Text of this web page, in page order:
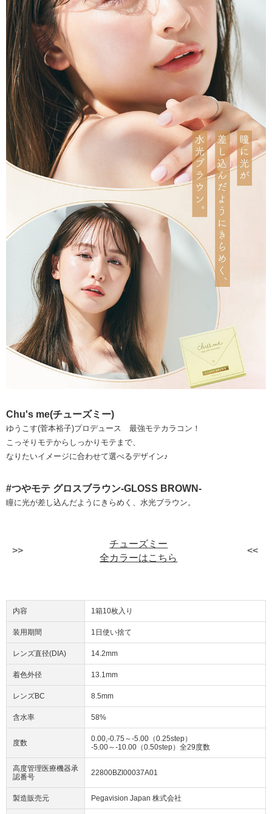
Chu's me(チューズミー)
ゆうこす(菅本裕子)プロデュース 最強モテカラコン！
こっそりモテからしっかりモテまで、
なりたいイメージに合わせて選べるデザイン♪
#つやモテ グロスブラウン-GLOSS BROWN-
瞳に光が差し込んだようにきらめく、水光ブラウン。
チューズミー
全カラーはこちら
内容 1箱10枚入り
装用期間 1日使い捨て
レンズ直径(DIA) 14.2mm
着色外径 13.1mm
レンズBC 8.5mm
含水率 58%
度数
0.00,-0.75～-5.00（0.25step）
-5.00～-10.00（0.50step）全29度数
高度管理医療機器承
認番号
22800BZI00037A01
製造販売元 Pegavision Japan 株式会社